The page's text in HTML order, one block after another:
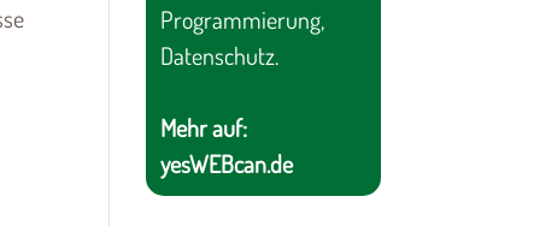
Programmierung,
Datenschutz.
Mehr auf:
yesWEBcan.de